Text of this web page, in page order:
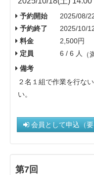
予約開始
2025/08/
予約終了
2025/10/
料金
2,500円
定員
6 / 6 人
（
備考
２名１組で作業を行な
い。
会員として申込（要
第7回